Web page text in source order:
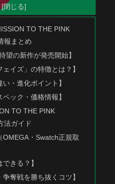
TO THE PINK
報まとめ
望の新作が発売開始】
ェイズ」の特徴とは？】
い・進化ポイント】
ペック・価格情報】
TO THE PINK
法ガイド
OMEGA・Swatch正規取
きる？】
争奪戦を勝ち抜くコツ】